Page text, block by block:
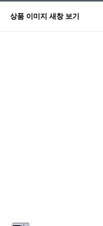
상품 이미지 새창 보기